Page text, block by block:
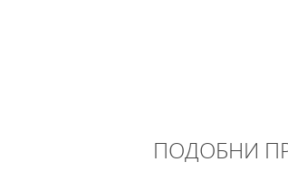
ПОДОБНИ